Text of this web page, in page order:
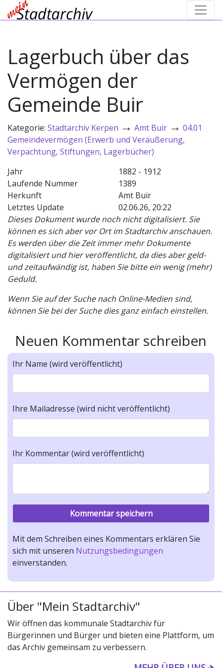
Lagerbuch über das
Vermögen der
Gemeinde Buir
Kategorie: Stadtarchiv Kerpen → Amt Buir → 04.01
Gemeindevermögen (Erwerb und Veräußerung,
Verpachtung, Stiftungen, Lagerbücher)
Jahr
1882 - 1912
Laufende Nummer
1389
Herkunft
Amt Buir
Letztes Update
02.06.26, 20:22
Dieses Dokument wurde noch nicht digitalisiert. Sie
können es sich aber vor Ort im Stadtarchiv anschauen.
Es werden über die Zeit immer mehr Dokumente
digitalisiert und hier veröffentlicht, da dies aber geld-
und zeitaufwändig ist, haben Sie bitte ein wenig (mehr)
Geduld.
Wenn Sie auf der Suche nach Online-Medien sind,
können Sie bei der Suche dies ganz einfach einstellen.
Neuen Kommentar schreiben
Ihr Name (wird veröffentlicht)
Ihre Mailadresse (wird nicht veröffentlicht)
Ihr Kommentar (wird veröffentlicht)
Mit dem Schreiben eines Kommentars erklären Sie
sich mit unseren Nutzungsbedingungen
einverstanden.
Über "Mein Stadtarchiv"
Wir öffnen das kommunale Stadtarchiv für
Bürgerinnen und Bürger und bieten eine Plattform, um
das Archiv gemeinsam zu verbessern.